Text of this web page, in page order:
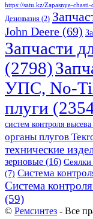
https://satu.kz/Zapasnye-
Дезинвазия (2)
John Deere (69)
Запчасти
(2798)
УПС, No-
плуги
систем контроля высева
органы плугов
технические
зерновые (16)
(7) Система
Система
(59)
© Ремсинтез - Все